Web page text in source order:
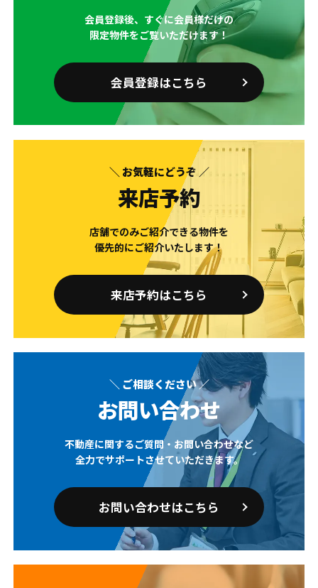
会員登録後、すぐに会員様だけの
限定物件をご覧いただけます！
会員登録はこちら
＼ お気軽にどうぞ ／
来店予約
店舗でのみご紹介できる物件を
優先的にご紹介いたします！
来店予約はこちら
＼ ご相談ください ／
お問い合わせ
不動産に関するご質問・お問い合わせなど
全力でサポートさせていただきます。
お問い合わせはこちら